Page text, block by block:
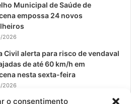
o consentimento
Municipal de Saúde de
empossa 24 novos
2026
Civil alerta para risco de vendaval
de até 60 km/h em
nesta sexta-feira
2026
tem a melhor nota do IDEB no